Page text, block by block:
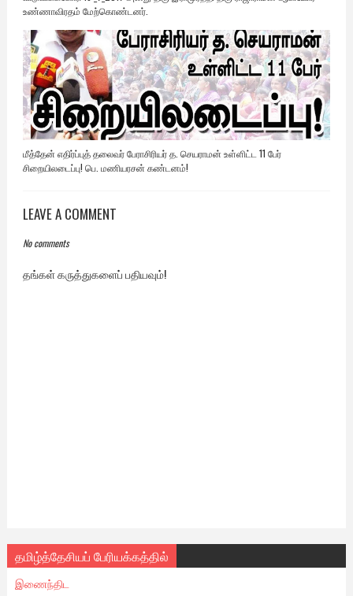
உண்ணாவிரதம் மேற்கொண்டனர்.
மீத்தேன் எதிர்ப்புத் தலைவர் பேராசிரியர் த. செயராமன் உள்ளிட்ட 11 பேர்
சிறையிலடைப்பு! பெ. மணியரசன் கண்டனம்!
LEAVE A COMMENT
No comments
தங்கள் கருத்துகளைப் பதியவும்!
தமிழ்த்தேசியப் பேரியக்கத்தில்
இணைந்திட